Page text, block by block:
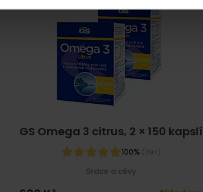
GS Omega 3 citrus, 2 × 150 kapslí
100% (39×)
Srdce a cévy